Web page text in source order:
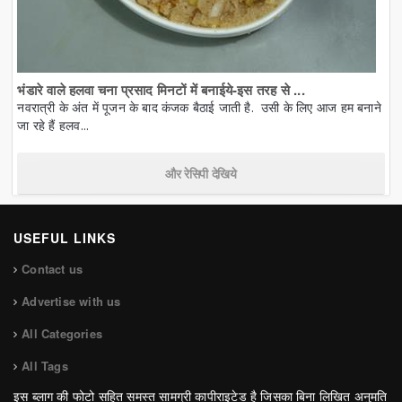
भंडारे वाले हलवा चना प्रसाद मिनटों में बनाईये-इस तरह से ...
नवरात्री के अंत में पूजन के बाद कंजक बैठाई जाती है. उसी के लिए आज हम बनाने
जा रहे हैं हलव...
और रेसिपी देखिये
USEFUL LINKS
Contact us
Advertise with us
All Categories
All Tags
इस ब्लाग की फोटो सहित समस्त सामग्री कापीराइटेड है जिसका बिना लिखित अनुमति